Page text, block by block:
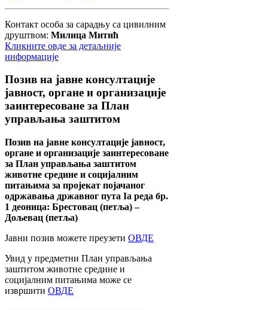
Контакт особа за сарадњу са цивилним
друштвом: Милица Митић
Кликните овде за детаљније
информације
Позив на јавне консултације
јавност, органе и организације
заинтересоване за План
управљања заштитом
Позив на јавне консултације јавност,
органе и организације заинтересоване
за План управљања заштитом
животне средине и социјалним
питањима за пројекат појачаног
одржавања државног пута Ia реда бр.
1 деоница: Брестовац (петља) –
Дољевац (петља)
Јавни позив можете преузети ОВДЕ
Увид у предметни План управљања
заштитом животне средине и
социјалним питањима може се
извршити ОВДЕ